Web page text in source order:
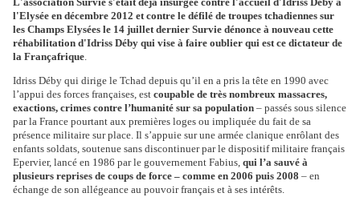
l'Elysée en décembre 2012 et contre le défilé de troupes tchadiennes sur
les Champs Elysées le 14 juillet dernier Survie dénonce à nouveau cette
réhabilitation d'Idriss Déby qui vise à faire oublier qui est ce dictateur de
la Françafrique
Idriss Déby qui dirige le Tchad depuis qu’il en a pris la tête en 1990 avec
l’appui des forces françaises, est coupable de très nombreux massacres,
exactions, crimes contre l’humanité sur sa population – passés sous silence
par la France pourtant aux premières loges ou impliquée du fait de sa
présence militaire sur place. Il s’appuie sur une armée clanique enrôlant des
enfants soldats, soutenue sans discontinuer par le dispositif militaire français
Epervier, lancé en 1986 par le gouvernement Fabius, qui l’a sauvé à
plusieurs reprises de coups de force – comme en 2006 puis 2008 – en
échange de son allégeance au pouvoir français et à ses intérêts.